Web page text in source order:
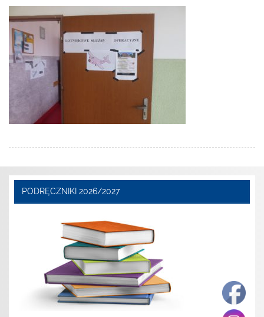
PODRĘCZNIKI 2026/2027